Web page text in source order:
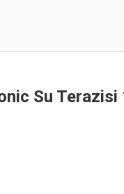
Su Terazisi